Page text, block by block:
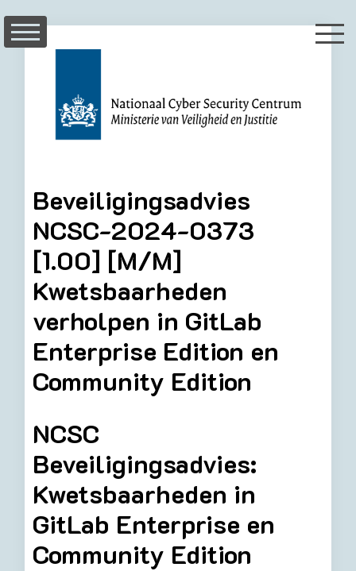
Beveiligingsadvies
NCSC-2024-0373
[1.00] [M/M]
Kwetsbaarheden
verholpen in GitLab
Enterprise Edition en
Community Edition
NCSC
Beveiligingsadvies:
Kwetsbaarheden in
GitLab Enterprise en
Community Edition